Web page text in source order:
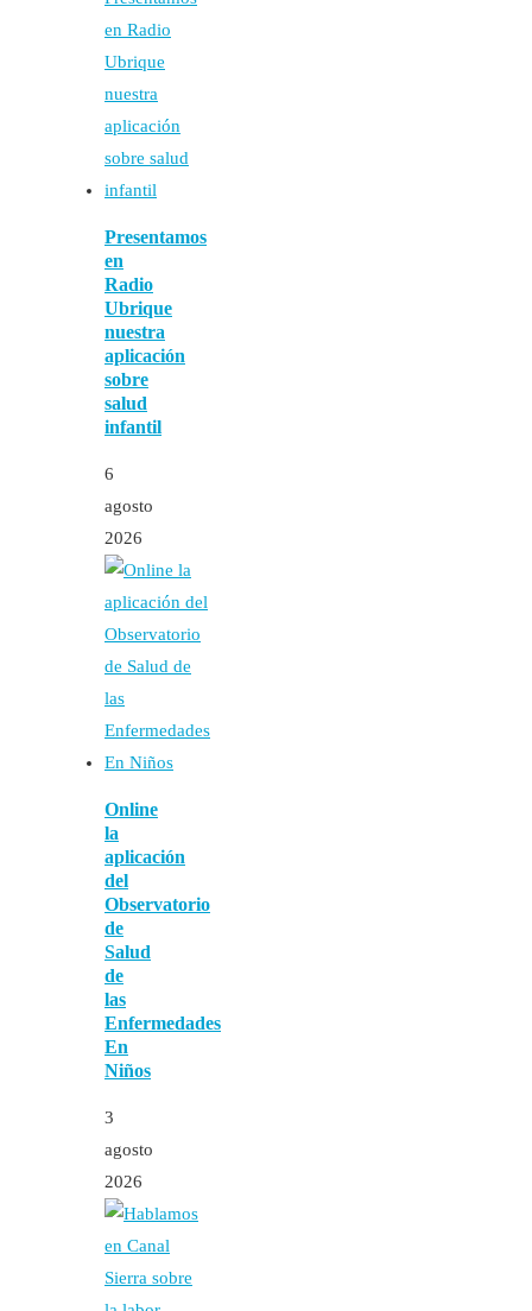
Presentamos
en
Radio
Ubrique
nuestra
aplicación
sobre
salud
infantil
6
agosto
2026
Online
la
aplicación
del
Observatorio
de
Salud
de
las
Enfermedades
En
Niños
3
agosto
2026